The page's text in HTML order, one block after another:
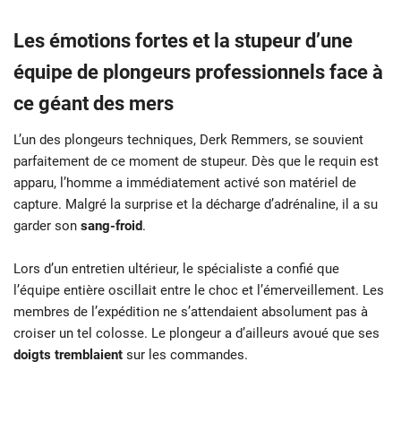
Les émotions fortes et la stupeur d’une
équipe de plongeurs professionnels face à
ce géant des mers
L’un des plongeurs techniques, Derk Remmers, se souvient
parfaitement de ce moment de stupeur. Dès que le requin est
apparu, l’homme a immédiatement activé son matériel de
capture. Malgré la surprise et la décharge d’adrénaline, il a su
garder son sang-froid.
Lors d’un entretien ultérieur, le spécialiste a confié que
l’équipe entière oscillait entre le choc et l’émerveillement. Les
membres de l’expédition ne s’attendaient absolument pas à
croiser un tel colosse. Le plongeur a d’ailleurs avoué que ses
doigts tremblaient sur les commandes.